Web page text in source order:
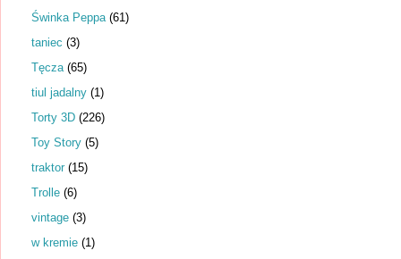
Świnka Peppa (61)
taniec (3)
Tęcza (65)
tiul jadalny (1)
Torty 3D (226)
Toy Story (5)
traktor (15)
Trolle (6)
vintage (3)
w kremie (1)